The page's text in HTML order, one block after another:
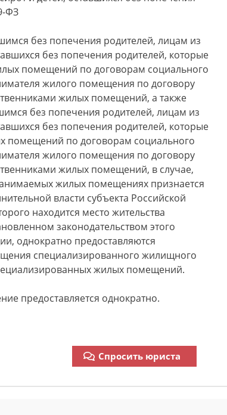
ФЗ
без попечения родителей, лицам из
без попечения родителей, которые
помещений по договорам социального
жилого помещения по договору
жилых помещений, а также
без попечения родителей, лицам из
без попечения родителей, которые
помещений по договорам социального
жилого помещения по договору
жилых помещений, в случае,
жилых помещениях признается
власти субъекта Российской
находится место жительства
законодательством этого
однократно предоставляются
специализированного жилищного
жилых помещений.
предоставляется однократно.
Спросить юриста